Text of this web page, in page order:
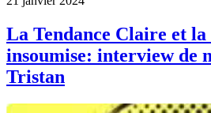
La Tendance Claire et la
insoumise: interview de
Tristan